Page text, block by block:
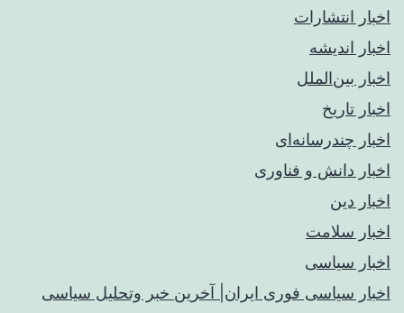
اخبار انتشارات
اخبار اندیشه
اخبار بین‌الملل
اخبار تاریخ
اخبار چندرسانه‌ای
اخبار دانش و فناوری
اخبار دین
اخبار سلامت
اخبار سیاسی
اخبار سیاسی فوری ایران| آخرین خبر وتحلیل سیاسی